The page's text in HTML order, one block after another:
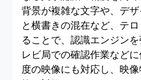
背景が複雑な文字や、デ
と横書きの混在など、テ
ることで、認識エンジン
レビ局での確認作業など
度の映像にも対応し、映